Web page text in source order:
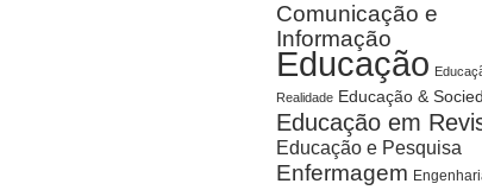
Comunicação e
Informação
Educação
Realidade Educação &
Educação em
Educação e Pesquisa
Enfermagem